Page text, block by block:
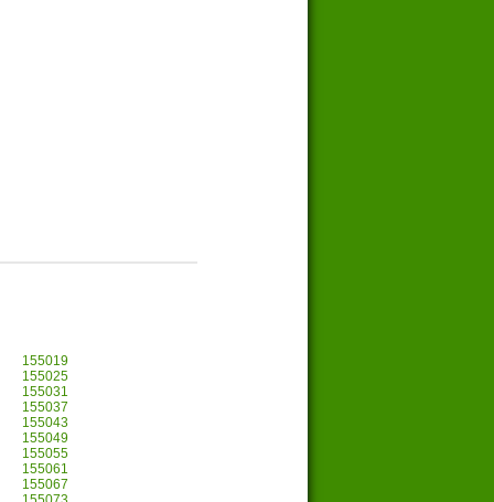
155019
155025
155031
155037
155043
155049
155055
155061
155067